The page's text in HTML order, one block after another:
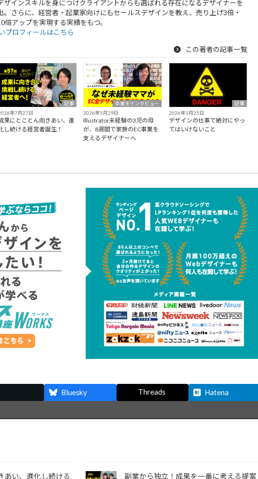
ザインスキルを身につけクライアントからも選ばれる存在になるデザイナーを
。さらに、経営者・起業家向けにもセールスデザインを教え、売り上げ3倍・
倍アップを実現する実績をもつ。
プロフィールはこちら
この著者の記事一覧
記事
年7月27日
果にとことん向きあい、進
し続ける経営者誕生！
卒業生インタビュー
2026年5月29日
Illustrator未経験の3児の母
が、8週間で家族のEC事業を
支えるデザイナーへ
記事
2026年3月25日
デザインの仕事で絶対にやっ
てはいけないこと
Bluesky Threads Hatena
あい、進化し続ける
副業から独立！成果を一番に考える提案